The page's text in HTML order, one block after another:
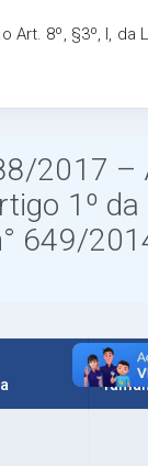
Art. 8º, §3º, I, da
2017 –
1º da
649/